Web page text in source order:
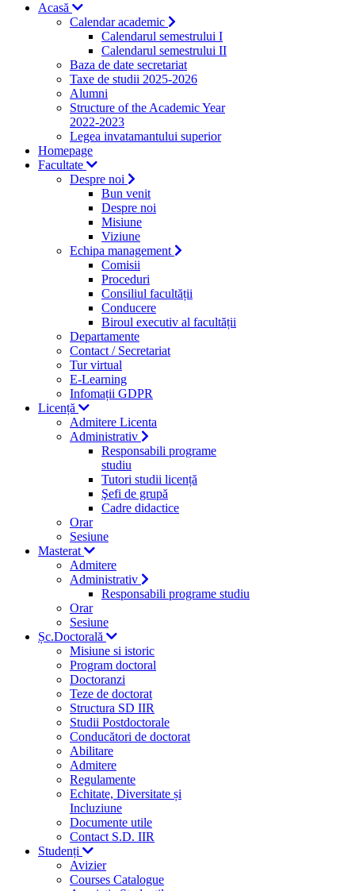
Acasă
Calendar academic
Calendarul semestrului I
Calendarul semestrului II
Baza de date secretariat
Taxe de studii 2025-2026
Alumni
Structure of the Academic Year
2022-2023
Legea invatamantului superior
Homepage
Facultate
Despre noi
Bun venit
Despre noi
Misiune
Viziune
Echipa management
Comisii
Proceduri
Consiliul facultății
Conducere
Biroul executiv al facultății
Departamente
Contact / Secretariat
Tur virtual
E-Learning
Infomații GDPR
Licență
Admitere Licenta
Administrativ
Responsabili programe
studiu
Tutori studii licență
Şefi de grupă
Cadre didactice
Orar
Sesiune
Masterat
Admitere
Administrativ
Responsabili programe studiu
Orar
Sesiune
Șc.Doctorală
Misiune si istoric
Program doctoral
Doctoranzi
Teze de doctorat
Structura SD IIR
Studii Postdoctorale
Conducători de doctorat
Abilitare
Admitere
Regulamente
Echitate, Diversitate și
Incluziune
Documente utile
Contact S.D. IIR
Studenți
Avizier
Courses Catalogue